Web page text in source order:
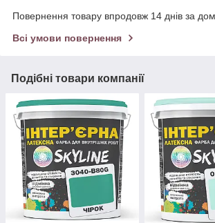
Повернення товару впродовж 14 днів за
Всі умови повернення
Подібні товари компанії